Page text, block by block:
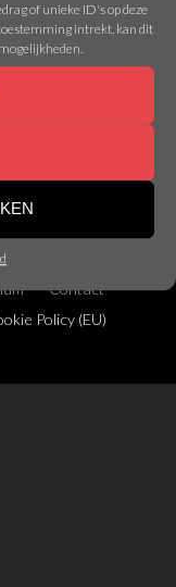
of unieke ID's op deze
intrekt, kan dit
Nemesis
Contact
Policy (EU)